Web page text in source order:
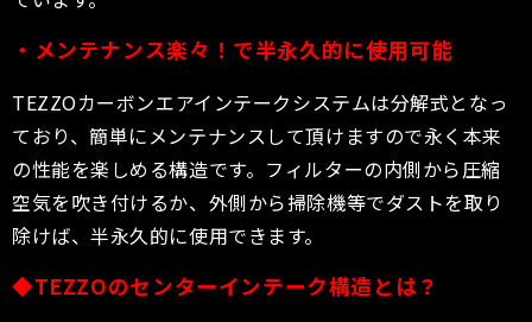
・メンテナンス楽々！で半永久的に使用可能
TEZZOカーボンエアインテークシステムは分解式となっ
ており、簡単にメンテナンスして頂けますので永く本来
の性能を楽しめる構造です。フィルターの内側から圧縮
空気を吹き付けるか、外側から掃除機等でダストを取り
除けば、半永久的に使用できます。
◆TEZZOのセンターインテーク構造とは？